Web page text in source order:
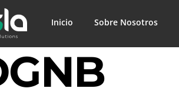
Inicio Sobre Nosotros